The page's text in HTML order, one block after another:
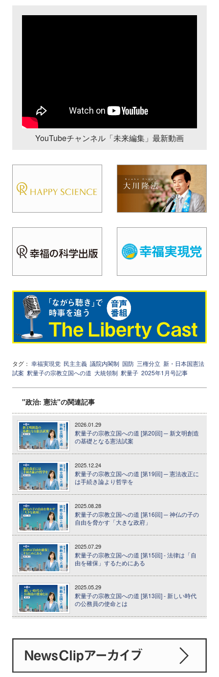
YouTubeチャンネル「未来編集」最新動画
タグ： 幸福実現党 民主主義 議院内閣制 国防 三権分立 新・日本国憲法
試案 釈量子の宗教立国への道 大統領制 釈量子 2025年1月号記事
"政治: 憲法"の関連記事
2026.01.29
釈量子の宗教立国への道 [第20回] ─ 新文明創造
の基礎となる憲法試案
2025.12.24
釈量子の宗教立国への道 [第19回] ─ 憲法改正に
は手続き論より哲学を
2025.08.28
釈量子の宗教立国への道 [第16回] ─ 神仏の子の
自由を脅かす「大きな政府」
2025.07.29
釈量子の宗教立国への道 [第15回] - 法律は「自
由を確保」するためにある
2025.05.29
釈量子の宗教立国への道 [第13回] - 新しい時代
の公務員の使命とは